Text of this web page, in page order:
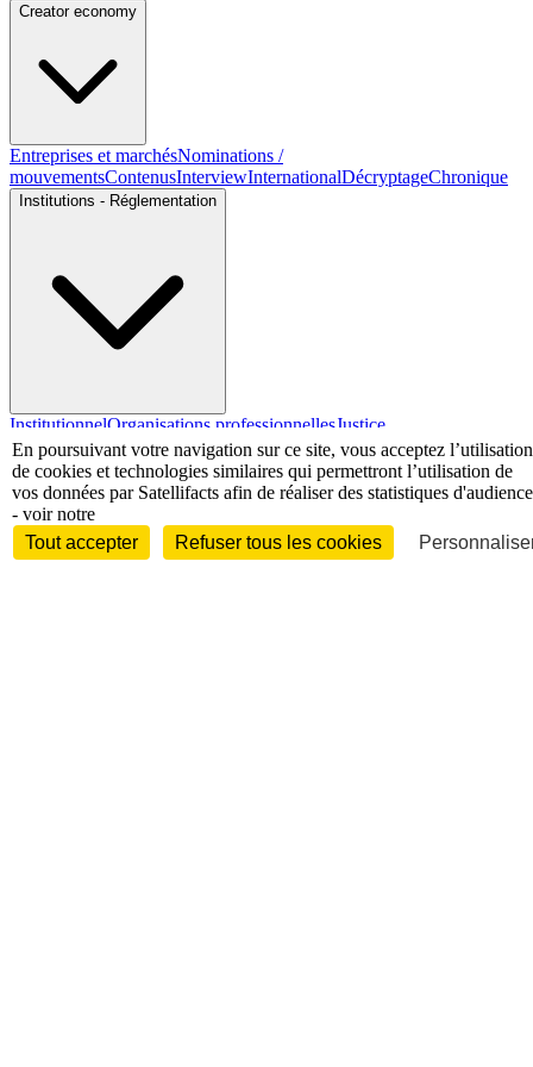
Creator economy
Entreprises et marchésNominations /
mouvementsContenusInterviewInternationalDécryptageChronique
Institutions - Réglementation
InstitutionnelOrganisations professionnellesJustice
Economie - Marchés
En poursuivant votre navigation sur ce site, vous acceptez l’utilisation
de cookies et technologies similaires qui permettront l’utilisation de
vos données par Satellifacts afin de réaliser des statistiques d'audience
- voir notre
Tout accepter
Refuser tous les cookies